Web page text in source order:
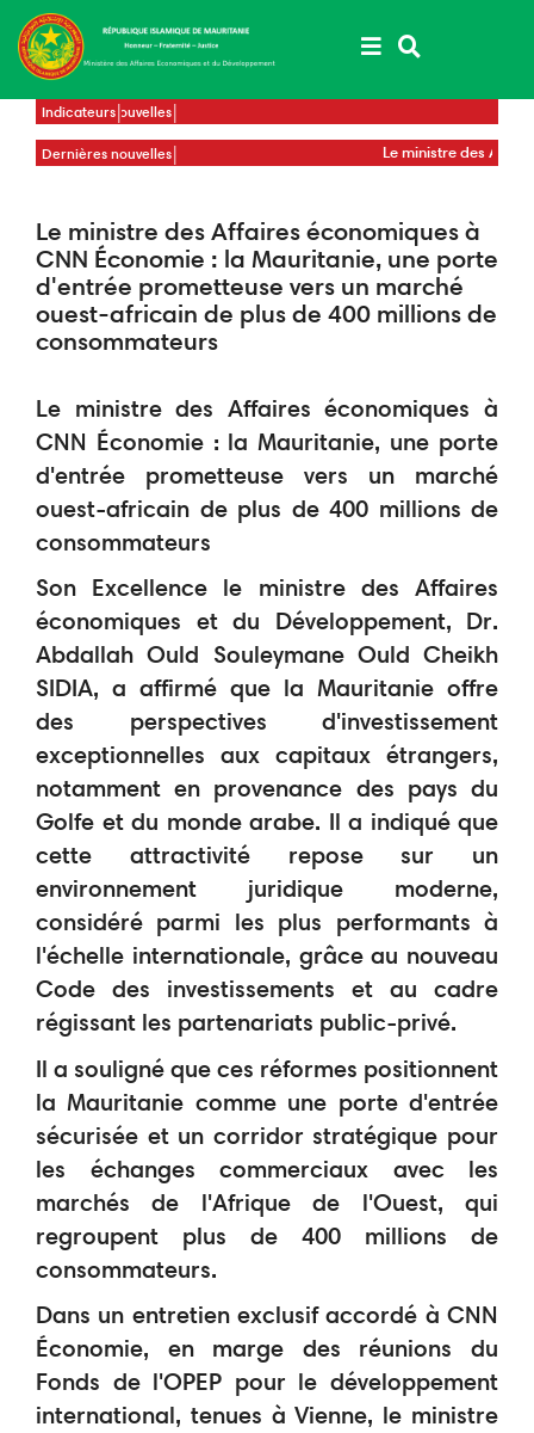
Aller
au
contenu
principal
Dernières nouvelles
Indicateurs
Dernières nouvelles
Le
Le ministre de l’Économie signe un
économique
Le ministre des Affaires économiques à
CNN Économie : la Mauritanie, une porte
d'entrée prometteuse vers un marché
ouest-africain de plus de 400 millions de
consommateurs
Le ministre des Affaires économiques à
CNN Économie : la Mauritanie, une porte
d'entrée prometteuse vers un marché
ouest-africain de plus de 400 millions de
consommateurs
Son Excellence le ministre des Affaires
économiques et du Développement, Dr.
Abdallah Ould Souleymane Ould Cheikh
SIDIA, a affirmé que la Mauritanie offre
des perspectives d'investissement
exceptionnelles aux capitaux étrangers,
notamment en provenance des pays du
Golfe et du monde arabe. Il a indiqué que
cette attractivité repose sur un
environnement juridique moderne,
considéré parmi les plus performants à
l'échelle internationale, grâce au nouveau
Code des investissements et au cadre
régissant les partenariats public-privé.
Il a souligné que ces réformes positionnent
la Mauritanie comme une porte d'entrée
sécurisée et un corridor stratégique pour
les échanges commerciaux avec les
marchés de l'Afrique de l'Ouest, qui
regroupent plus de 400 millions de
consommateurs.
Dans un entretien exclusif accordé à CNN
Économie, en marge des réunions du
Fonds de l'OPEP pour le développement
international, tenues à Vienne, le ministre